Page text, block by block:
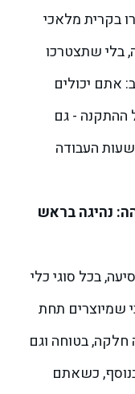
בקרית מלאכי
בלי שתצטרכו
אתם יכולים
ההתקנה - גם
העבודה
נהיגה בראש
בכל סוגי כלי
שמיוצרים תחת
חלקה, בטוחה וגם
כשאתם